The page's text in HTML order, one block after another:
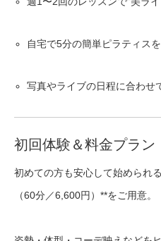
自宅で5分の簡単ピラティス
写真やライブの日程に合わせ
初回体験＆料金プラン
初めての方も安心して始められ
（60分／6,600円）**をご用意。